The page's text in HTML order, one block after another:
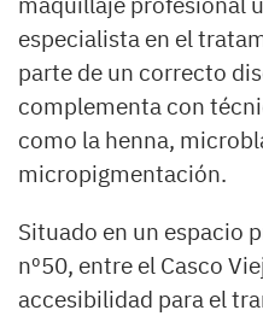
especialista en el
parte de un correcto
complementa con
como la henna,
micropigmentación.
Situado en un espacio
nº50, entre el Casco
accesibilidad para el